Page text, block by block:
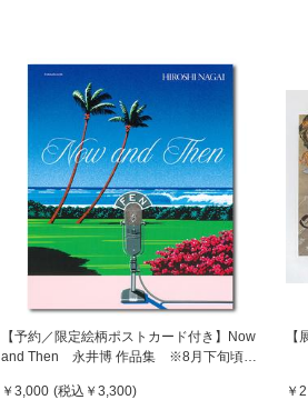
【予約／限定絵柄ポストカード付き】Now
and Then 永井博 作品集 ※8月下旬頃の
￥3,000 (税込 ￥3,300) ￥